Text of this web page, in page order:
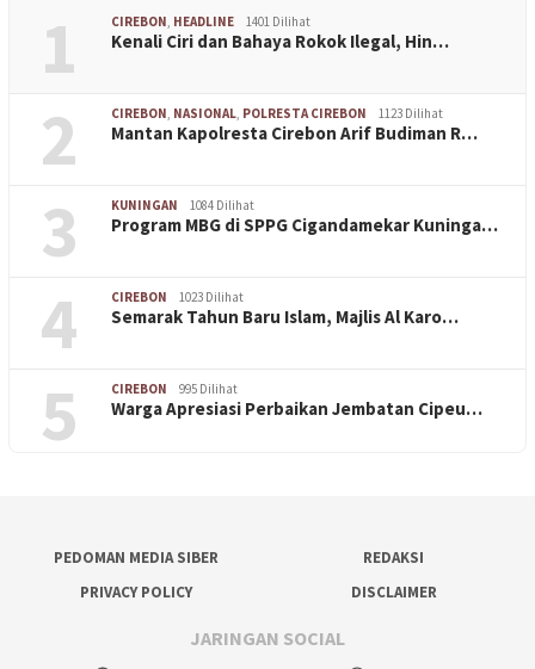
1 CIREBON HEADLINE 1401 Dilihat
Kenali Ciri dan Bahaya Rokok Ilegal, Hin…
2 CIREBON NASIONAL POLRESTA CIREBON 1123 Dilihat
Mantan Kapolresta Cirebon Arif Budiman R…
3 KUNINGAN 1084 Dilihat
Program MBG di SPPG Cigandamekar Kuninga…
4 CIREBON 1023 Dilihat
Semarak Tahun Baru Islam, Majlis Al Karo…
5 CIREBON 995 Dilihat
Warga Apresiasi Perbaikan Jembatan Cipeu…
PEDOMAN MEDIA SIBER
REDAKSI
PRIVACY POLICY
DISCLAIMER
JARINGAN SOCIAL